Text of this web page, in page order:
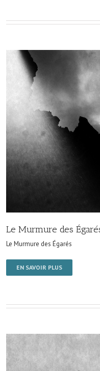
Le Murmure des
Le Murmure des Égarés
EN SAVOIR PLUS